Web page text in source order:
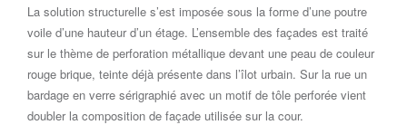
La solution structurelle s’est imposée sous la forme d’une poutre
voile d’une hauteur d’un étage. L’ensemble des façades est traité
sur le thème de perforation métallique devant une peau de couleur
rouge brique, teinte déjà présente dans l’îlot urbain. Sur la rue un
bardage en verre sérigraphié avec un motif de tôle perforée vient
doubler la composition de façade utilisée sur la cour.